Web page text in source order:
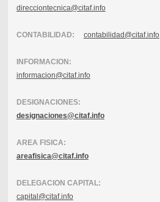
direcciontecnica@citaf.info
CONTABILIDAD: contabilidad@citaf.info
INFORMACION:
informacion@citaf.info
DESIGNACIONES:
designaciones@citaf.info
AREA FISICA:
areafisica@citaf.info
DELEGACION CAPITAL:
capital@citaf.info